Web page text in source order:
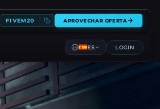
FIVEM20 APROVECHAR OFERTA
ES LOGIN